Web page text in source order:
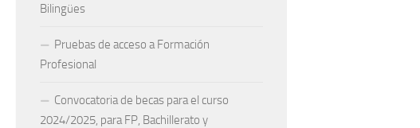
Bilingües
Pruebas de acceso a Formación
Profesional
Convocatoria de becas para el curso
2024/2025, para FP, Bachillerato y